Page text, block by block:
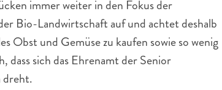
immer weiter in den Fokus der
Bio-Landwirtschaft auf und achtet deshalb
Obst und Gemüse zu kaufen sowie so wenig
dass sich das Ehrenamt der Senior
dreht.